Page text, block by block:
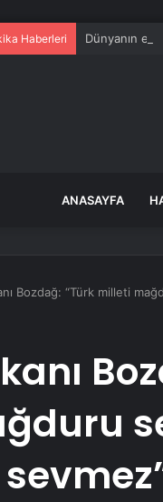
Haberleri Dünyanın en
ANASAYFA
Bozdağ: “Türk milleti